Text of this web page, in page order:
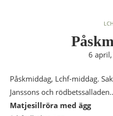
6
Påskmiddag, Lchf-middag.
Janssons och
Matjesillröra med ägg